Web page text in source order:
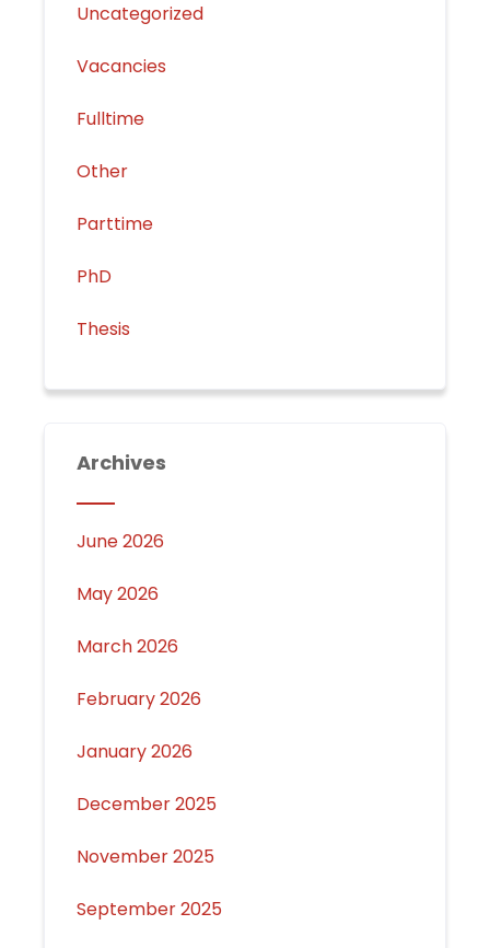
Uncategorized
Vacancies
Fulltime
Other
Parttime
PhD
Thesis
Archives
June 2026
May 2026
March 2026
February 2026
January 2026
December 2025
November 2025
September 2025